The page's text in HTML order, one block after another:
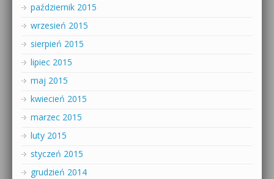
październik 2015
wrzesień 2015
sierpień 2015
lipiec 2015
maj 2015
kwiecień 2015
marzec 2015
luty 2015
styczeń 2015
grudzień 2014